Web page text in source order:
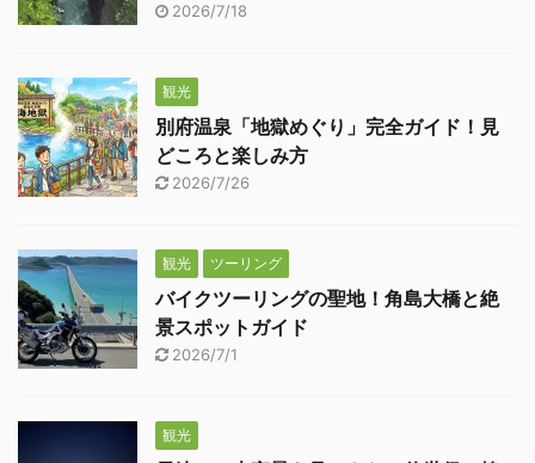
2026/7/18
観光
別府温泉「地獄めぐり」完全ガイド！見
どころと楽しみ方
2026/7/26
観光 ツーリング
バイクツーリングの聖地！角島大橋と絶
景スポットガイド
2026/7/1
観光